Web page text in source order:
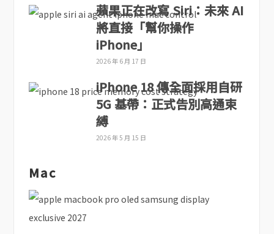
蘋果正在改寫 Siri：未來 AI
將直接「幫你操作
iPhone」
2026 年 6 月 17 日
iPhone 18 傳全面採用自研
5G 基帶：正式告別高通束
縛
2026 年 5 月 15 日
Mac